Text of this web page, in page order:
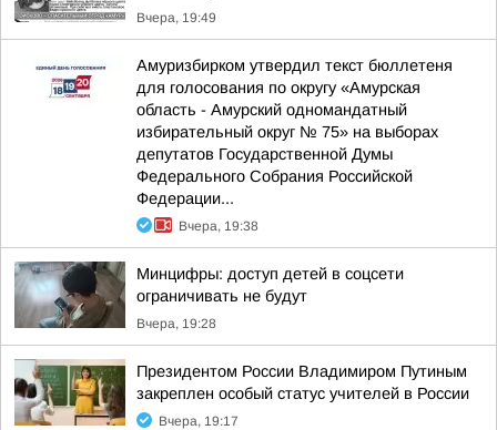
Вчера, 19:49
Амуризбирком утвердил текст бюллетеня
для голосования по округу «Амурская
область - Амурский одномандатный
избирательный округ № 75» на выборах
депутатов Государственной Думы
Федерального Собрания Российской
Федерации...
Вчера, 19:38
Минцифры: доступ детей в соцсети
ограничивать не будут
Вчера, 19:28
Президентом России Владимиром Путиным
закреплен особый статус учителей в России
Вчера, 19:17